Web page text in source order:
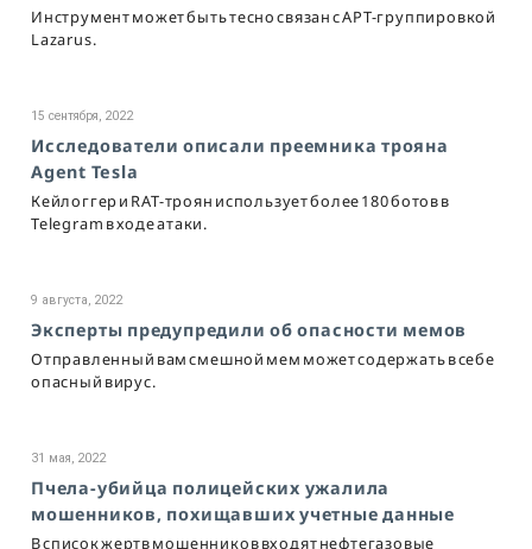
Инструмент может быть тесно связан с APT-группировкой
Lazarus.
15 сентября, 2022
Исследователи описали преемника трояна
Agent Tesla
Кейлоггер и RAT-троян использует более 180 ботов в
Telegram в ходе атаки.
9 августа, 2022
Эксперты предупредили об опасности мемов
Отправленный вам смешной мем может содержать в себе
опасный вирус.
31 мая, 2022
Пчела-убийца полицейских ужалила
мошенников, похищавших учетные данные
В список жертв мошенников входят нефтегазовые